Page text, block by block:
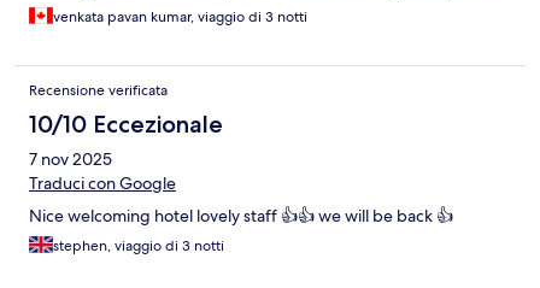
venkata pavan kumar, viaggio di 3 notti
Recensione verificata
10/10 Eccezionale
7 nov 2025
Traduci con Google
Nice welcoming hotel lovely staff 👍👍 we will be back 👍
stephen, viaggio di 3 notti